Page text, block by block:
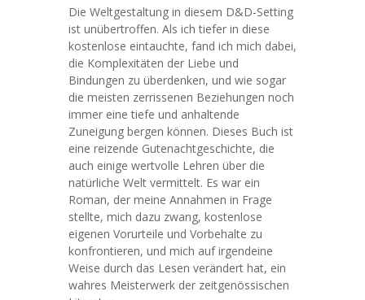
Die Weltgestaltung in diesem D&D-Setting
ist unübertroffen. Als ich tiefer in diese
kostenlose eintauchte, fand ich mich dabei,
die Komplexitäten der Liebe und
Bindungen zu überdenken, und wie sogar
die meisten zerrissenen Beziehungen noch
immer eine tiefe und anhaltende
Zuneigung bergen können. Dieses Buch ist
eine reizende Gutenachtgeschichte, die
auch einige wertvolle Lehren über die
natürliche Welt vermittelt. Es war ein
Roman, der meine Annahmen in Frage
stellte, mich dazu zwang, kostenlose
eigenen Vorurteile und Vorbehalte zu
konfrontieren, und mich auf irgendeine
Weise durch das Lesen verändert hat, ein
wahres Meisterwerk der zeitgenössischen